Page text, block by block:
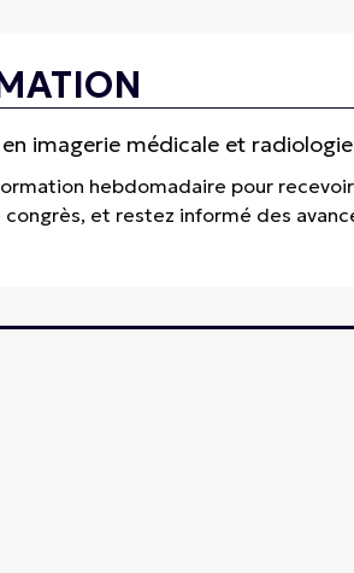
imagerie médicale et
hebdomadaire pour
et restez informé des